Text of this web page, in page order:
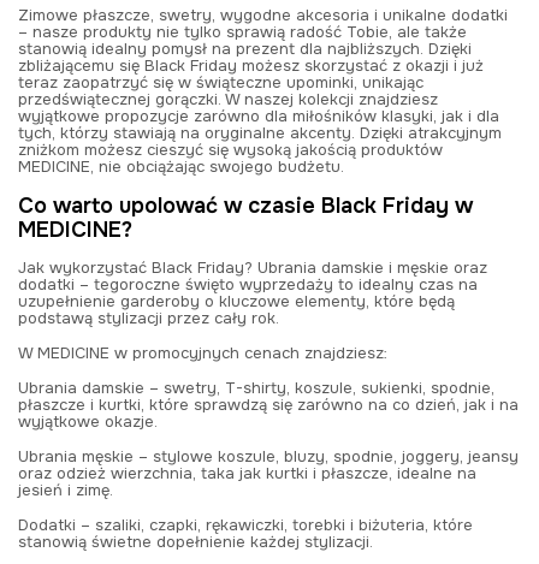
Zimowe płaszcze, swetry, wygodne akcesoria i unikalne dodatki
– nasze produkty nie tylko sprawią radość Tobie, ale także
stanowią idealny pomysł na prezent dla najbliższych. Dzięki
zbliżającemu się Black Friday możesz skorzystać z okazji i już
teraz zaopatrzyć się w świąteczne upominki, unikając
przedświątecznej gorączki. W naszej kolekcji znajdziesz
wyjątkowe propozycje zarówno dla miłośników klasyki, jak i dla
tych, którzy stawiają na oryginalne akcenty. Dzięki atrakcyjnym
zniżkom możesz cieszyć się wysoką jakością produktów
MEDICINE, nie obciążając swojego budżetu.
Co warto upolować w czasie Black Friday w
MEDICINE?
Jak wykorzystać Black Friday? Ubrania damskie i męskie oraz
dodatki – tegoroczne święto wyprzedaży to idealny czas na
uzupełnienie garderoby o kluczowe elementy, które będą
podstawą stylizacji przez cały rok.
W MEDICINE w promocyjnych cenach znajdziesz:
Ubrania damskie – swetry, T-shirty, koszule, sukienki, spodnie,
płaszcze i kurtki, które sprawdzą się zarówno na co dzień, jak i na
wyjątkowe okazje.
Ubrania męskie – stylowe koszule, bluzy, spodnie, joggery, jeansy
oraz odzież wierzchnia, taka jak kurtki i płaszcze, idealne na
jesień i zimę.
Dodatki – szaliki, czapki, rękawiczki, torebki i biżuteria, które
stanowią świetne dopełnienie każdej stylizacji.